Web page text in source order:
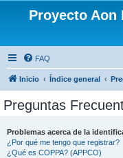
Proyecto
FAQ
Inicio Índice general
Preguntas
Problemas acerca de la
¿Por qué me tengo que registrar?
¿Qué es COPPA? (APPCO)